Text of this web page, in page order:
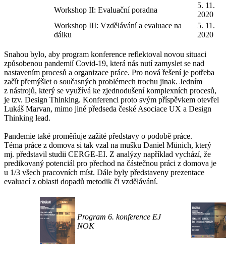
Workshop II: Evaluační poradna
5. 11.
2020
Workshop III: Vzdělávání a evaluace na
dálku
5. 11.
2020
Snahou bylo, aby program konference reflektoval novou situaci
způsobenou pandemií Covid-19, která nás nutí zamyslet se nad
nastavením procesů a organizace práce. Pro nová řešení je potřeba
začít přemýšlet o současných problémech trochu jinak. Jedním
z nástrojů, který se využívá ke zjednodušení komplexních procesů,
je tzv. Design Thinking. Konferenci proto svým příspěvkem otevřel
Lukáš Marvan, mimo jiné předseda české Asociace UX a Design
Thinking lead.
Pandemie také proměňuje zažité představy o podobě práce.
Téma práce z domova si tak vzal na mušku Daniel Münich, který
mj. představil studii CERGE-EI. Z analýzy například vychází, že
predikovaný potenciál pro přechod na částečnou práci z domova je
u 1/3 všech pracovních míst. Dále byly představeny prezentace
evaluací z oblasti dopadů metodik či vzdělávání.
Program 6. konference EJ
NOK